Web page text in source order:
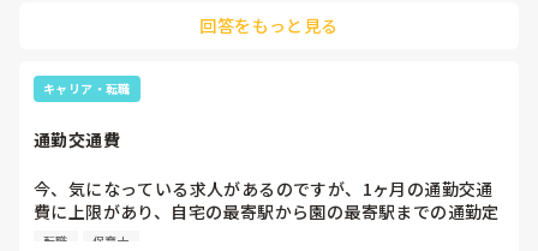
雨遊び、氷遊び、など間食遊びをたくさん行っています。
す！いつもと違うおもちゃ、室内に興味津々です！
回答をもっと見る
キャリア・転職
通勤交通費
今、気になっている求人があるのですが、1ヶ月の通勤交通
費に上限があり、自宅の最寄駅から園の最寄駅までの通勤定
期代が5,000円ほどオーバーします
転職 保育士